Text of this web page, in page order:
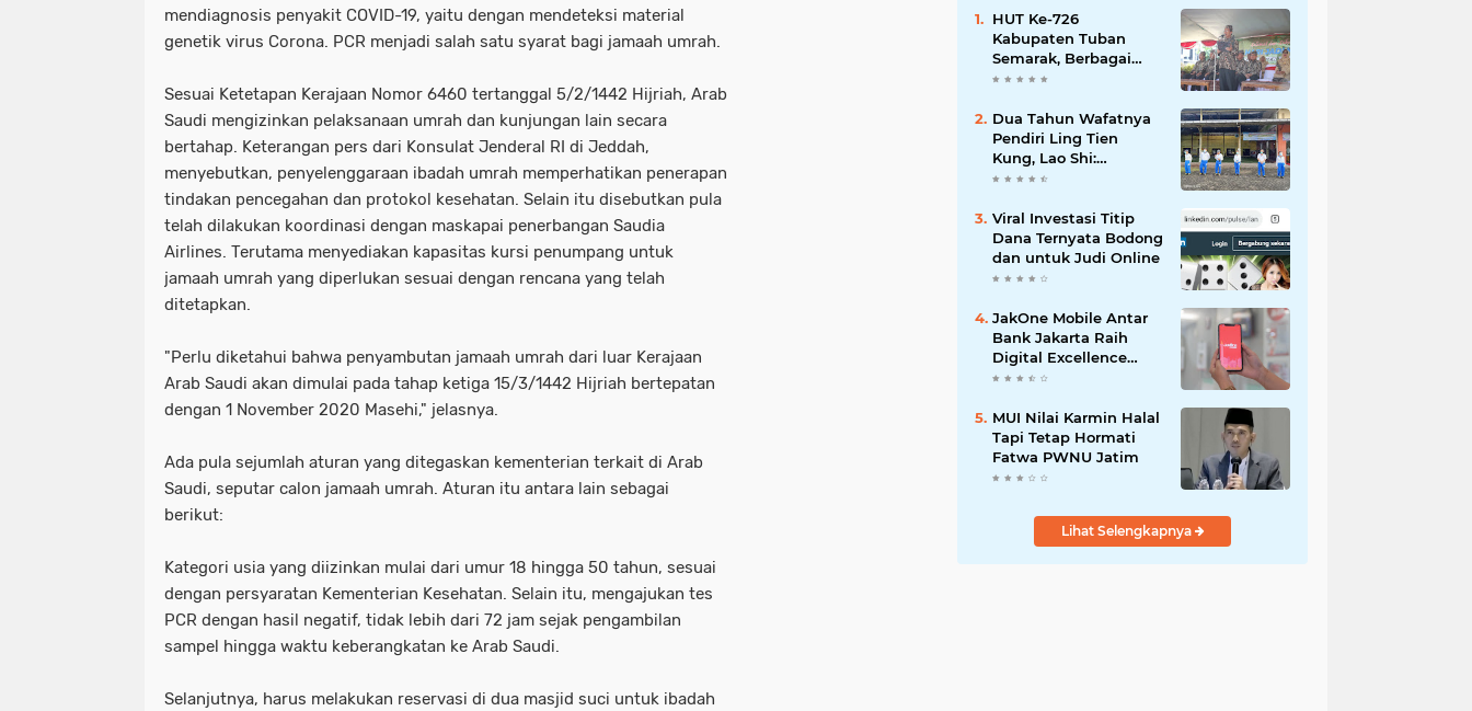
mendiagnosis penyakit COVID-19, yaitu dengan mendeteksi material
genetik virus Corona. PCR menjadi salah satu syarat bagi jamaah umrah.
Sesuai Ketetapan Kerajaan Nomor 6460 tertanggal 5/2/1442 Hijriah, Arab
Saudi mengizinkan pelaksanaan umrah dan kunjungan lain secara
bertahap. Keterangan pers dari Konsulat Jenderal RI di Jeddah,
menyebutkan, penyelenggaraan ibadah umrah memperhatikan penerapan
tindakan pencegahan dan protokol kesehatan. Selain itu disebutkan pula
telah dilakukan koordinasi dengan maskapai penerbangan Saudia
Airlines. Terutama menyediakan kapasitas kursi penumpang untuk
jamaah umrah yang diperlukan sesuai dengan rencana yang telah
ditetapkan.
"Perlu diketahui bahwa penyambutan jamaah umrah dari luar Kerajaan
Arab Saudi akan dimulai pada tahap ketiga 15/3/1442 Hijriah bertepatan
dengan 1 November 2020 Masehi," jelasnya.
Ada pula sejumlah aturan yang ditegaskan kementerian terkait di Arab
Saudi, seputar calon jamaah umrah. Aturan itu antara lain sebagai
berikut:
Kategori usia yang diizinkan mulai dari umur 18 hingga 50 tahun, sesuai
dengan persyaratan Kementerian Kesehatan. Selain itu, mengajukan tes
PCR dengan hasil negatif, tidak lebih dari 72 jam sejak pengambilan
sampel hingga waktu keberangkatan ke Arab Saudi.
Selanjutnya, harus melakukan reservasi di dua masjid suci untuk ibadah
HUT Ke-726
Kabupaten Tuban
Semarak, Berbagai
Prestasinya Pun
Dua Tahun Wafatnya
Pendiri Ling Tien
Kung, Lao Shi:
Amanah Harus Kita
Viral Investasi Titip
Dana Ternyata Bodong
dan untuk Judi Online
JakOne Mobile Antar
Bank Jakarta Raih
Digital Excellence
Awards 2026
MUI Nilai Karmin Halal
Tapi Tetap Hormati
Fatwa PWNU Jatim
Lihat Selengkapnya